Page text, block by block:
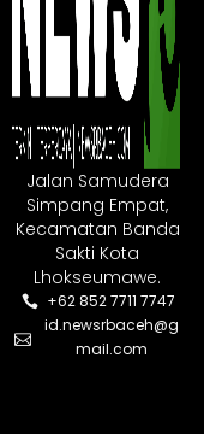
Jalan Samudera
Simpang Empat,
Kecamatan Banda
Sakti Kota
Lhokseumawe.
+62 852 7711 7747
id.newsrbaceh@g
mail.com